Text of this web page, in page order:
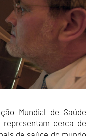
Mundial de Saúde
cerca de
de saúde do mundo